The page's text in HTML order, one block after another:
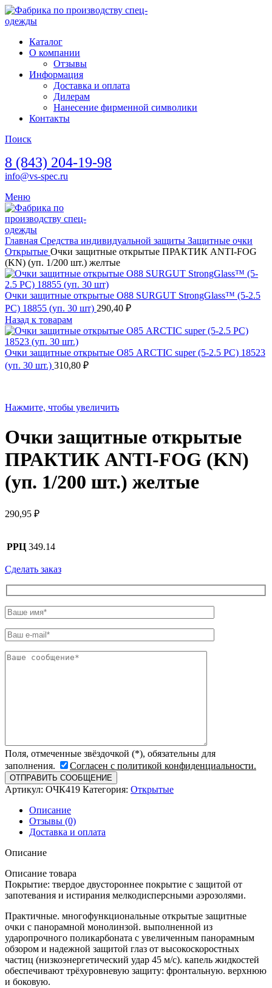
Каталог
О компании
Отзывы
Информация
Доставка и оплата
Дилерам
Нанесение фирменной символики
Контакты
Поиск
8 (843) 204-19-98
info@vs-spec.ru
Меню
Главная Средства индивидуальной защиты Защитные очки
Открытые Очки защитные открытые ПРАКТИК ANTI-FOG
(KN) (уп. 1/200 шт.) желтые
Очки защитные открытые О88 SURGUT StrongGlass™ (5-2.5
РС) 18855 (уп. 30 шт) 290,40 ₽
Назад к товарам
Очки защитные открытые О85 ARCTIC super (5-2.5 PC) 18523
(уп. 30 шт.) 310,80 ₽
Нажмите, чтобы увеличить
Очки защитные открытые
ПРАКТИК ANTI-FOG (KN)
(уп. 1/200 шт.) желтые
290,95 ₽
РРЦ 349.14
Сделать заказ
Поля, отмеченные звёздочкой (*), обязательны для
заполнения.
Согласен с политикой конфиденциальности.
Артикул: ОЧК419 Категория: Открытые
Описание
Отзывы (0)
Доставка и оплата
Описание
Описание товара
Покрытие: твердое двустороннее покрытие с защитой от
запотевания и истирания мелкодисперсными аэрозолями.
Практичные. многофункциональные открытые защитные
очки с панорамной монолинзой. выполненной из
ударопрочного поликарбоната с увеличенным панорамным
обзором и надежной защитой глаз от высокоскоростных
частиц (низкоэнергетический удар 45 м/с). капель жидкостей
обеспечивают трёхуровневую защиту: фронтальную. верхнюю
и боковую.